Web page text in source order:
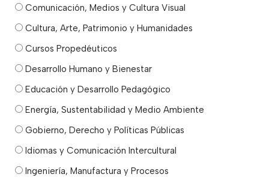
Comunicación, Medios y Cultura Visual
Cultura, Arte, Patrimonio y Humanidades
Cursos Propedéuticos
Desarrollo Humano y Bienestar
Educación y Desarrollo Pedagógico
Energía, Sustentabilidad y Medio Ambiente
Gobierno, Derecho y Políticas Públicas
Idiomas y Comunicación Intercultural
Ingeniería, Manufactura y Procesos